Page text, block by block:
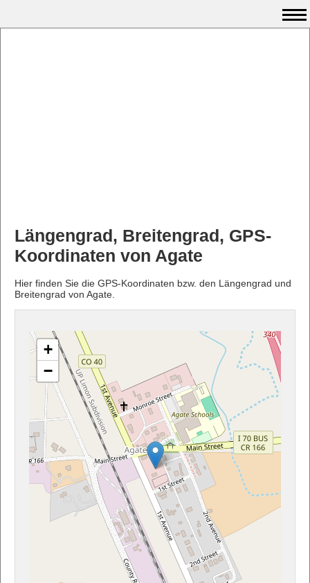
Längengrad, Breitengrad, GPS-
Koordinaten von Agate
Hier finden Sie die GPS-Koordinaten bzw. den Längengrad und
Breitengrad von Agate.
+
−